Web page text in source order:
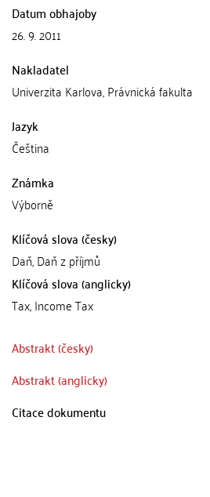
Datum obhajoby
26. 9. 2011
Nakladatel
Univerzita Karlova, Právnická fakulta
Jazyk
Čeština
Známka
Výborně
Klíčová slova (česky)
Daň, Daň z příjmů
Klíčová slova (anglicky)
Tax, Income Tax
Abstrakt (česky)
Abstrakt (anglicky)
Citace dokumentu